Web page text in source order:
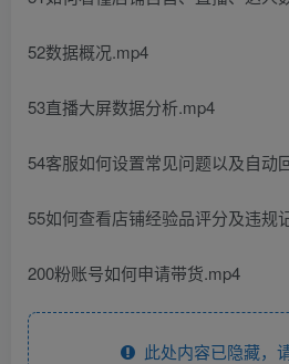
52数据概况.mp4
53直播大屏数据分析.mp4
54客服如何设置常见问题以及自动
55如何查看店铺经验品评分及违规
200粉账号如何申请带货.mp4
此处内容已隐藏，